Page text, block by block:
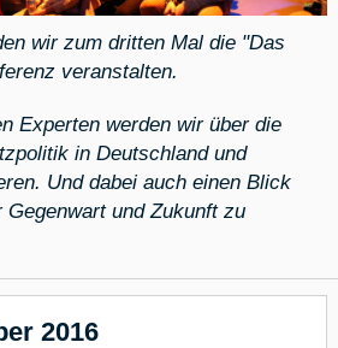
wir zum dritten Mal die "Das
veranstalten.
Experten werden wir über die
in Deutschland und
Und dabei auch einen Blick
Gegenwart und Zukunft zu
2016